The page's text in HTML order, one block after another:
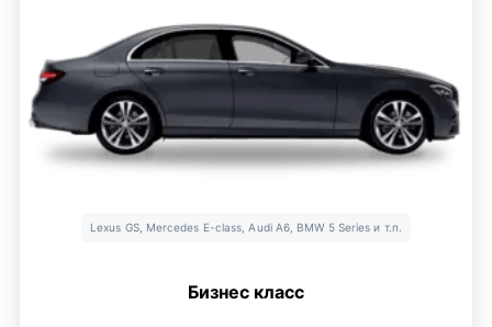
Lexus GS, Mercedes E-class, Audi A6, BMW 5 Series и т.п.
Бизнес класс